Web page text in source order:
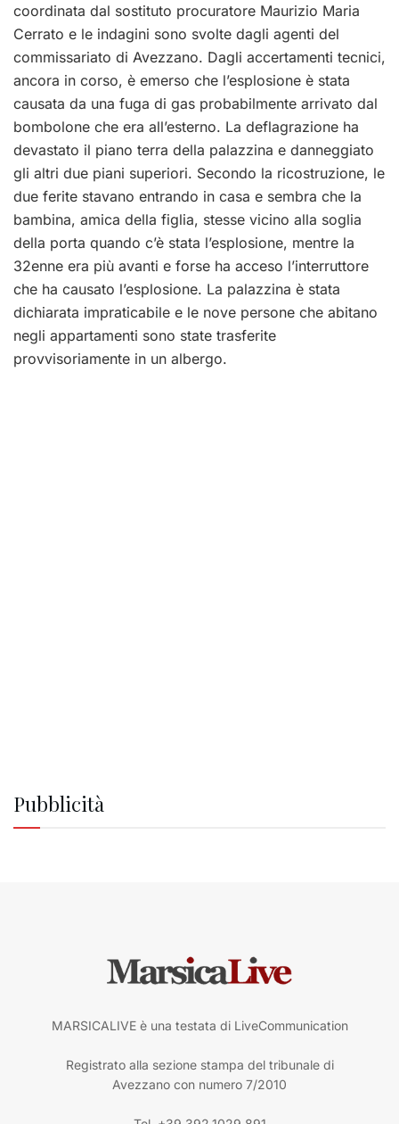
coordinata dal sostituto procuratore Maurizio Maria
Cerrato e le indagini sono svolte dagli agenti del
commissariato di Avezzano. Dagli accertamenti tecnici,
ancora in corso, è emerso che l’esplosione è stata
causata da una fuga di gas probabilmente arrivato dal
bombolone che era all’esterno. La deflagrazione ha
devastato il piano terra della palazzina e danneggiato
gli altri due piani superiori. Secondo la ricostruzione, le
due ferite stavano entrando in casa e sembra che la
bambina, amica della figlia, stesse vicino alla soglia
della porta quando c’è stata l’esplosione, mentre la
32enne era più avanti e forse ha acceso l’interruttore
che ha causato l’esplosione. La palazzina è stata
dichiarata impraticabile e le nove persone che abitano
negli appartamenti sono state trasferite
provvisoriamente in un albergo.
Pubblicità
MARSICALIVE è una testata di LiveCommunication
Registrato alla sezione stampa del tribunale di
Avezzano con numero 7/2010